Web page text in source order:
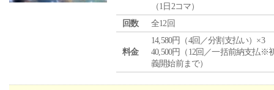
（1日2コマ）
回数
全12回
料金
14,580円（4回／分割支払い）×3
40,500円（12回／一括前納支払※
義開始前まで）